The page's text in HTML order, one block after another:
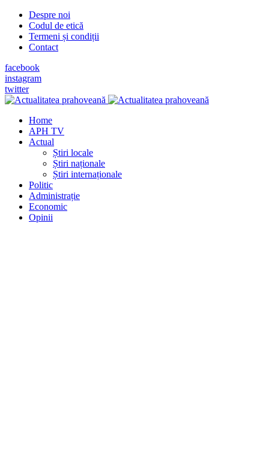
Despre noi
Codul de etică
Termeni și condiții
Contact
facebook
instagram
twitter
Home
APH TV
Actual
Știri locale
Știri naționale
Știri internaționale
Politic
Administrație
Economic
Opinii